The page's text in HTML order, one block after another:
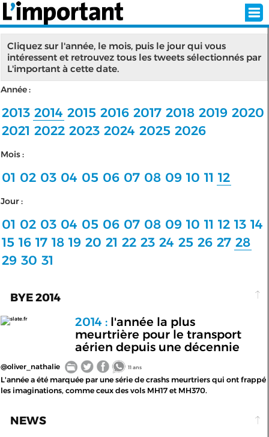
INSCRIPTION
SÉLECTION DE L'ÉTÉ
ABONNEZ-VOUS À LA NEWSLETTER!
< RETOUR À L'ACCUEIL
Cliquez sur l'année, le mois, puis le jour qui vous
intéressent et retrouvez tous les tweets sélectionnés par
L'important à cette date.
Année :
2013 2014 2015 2016 2017 2018 2019 2020
2021 2022 2023 2024 2025 2026
Mois :
01 02 03 04 05 06 07 08 09 10 11 12
Jour :
01 02 03 04 05 06 07 08 09 10 11 12 13 14
15 16 17 18 19 20 21 22 23 24 25 26 27 28
29 30 31
BYE 2014
slate.fr 2014 :l'année la plus
meurtrière pour le transport
aérien depuis une décennie
@oliver_nathalie 11 ans
L'année a été marquée par une série de crashs meurtriers qui ont frappé
les imaginations, comme ceux des vols MH17 et MH370.
NEWS